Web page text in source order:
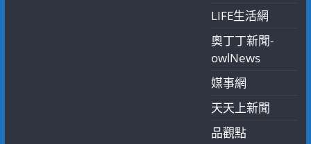
LIFE生活網
奧丁丁新聞-
owlNews
媒事網
天天上新聞
品觀點